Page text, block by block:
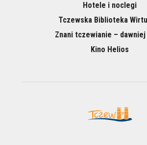
Hotele i noclegi
Tczewska Biblioteka
Znani tczewianie –
Kino Helios